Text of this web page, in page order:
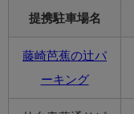
提携駐車場名
藤崎芭蕉の辻パ
ーキング